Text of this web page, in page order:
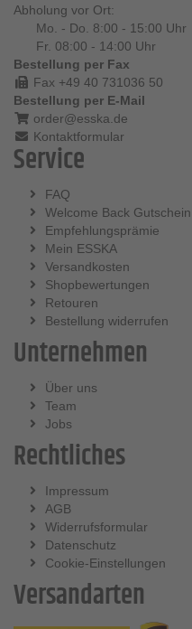
Abholung vor Ort:
Mo. - Do. 8:00 - 15:00 Uhr
Fr. 08:00 - 14:00 Uhr
Bestellung per Fax
Fax +49 40 731036 50
Bestellung per E-Mail
order@esska.de
Kontaktformular
Service
FAQ
Welcome Back Gutschein
Empfehlungsprämie
Mein ESSKA
Versandkosten
Shopbewertungen
Retouren
Bestellung widerrufen
Unternehmen
Über uns
Team
Jobs
Rechtliches
Impressum
AGB
Widerrufsformular
Datenschutz
Cookie-Einstellungen
Versandarten